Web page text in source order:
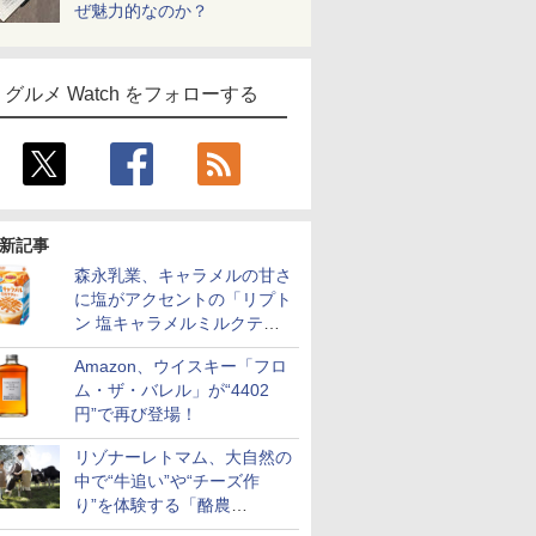
ぜ魅力的なのか？
グルメ Watch をフォローする
記事
森永乳業、キャラメルの甘さ
に塩がアクセントの「リプト
ン 塩キャラメルミルクティ
ー」限定発売
Amazon、ウイスキー「フロ
ム・ザ・バレル」が“4402
円”で再び登場！
リゾナーレトマム、大自然の
中で“牛追い”や“チーズ作
り”を体験する「酪農
Academy～夏休みの自由研